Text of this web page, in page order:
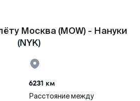
Москва (MOW) - Нануки
(NYK)
6231 км
Расстояние между